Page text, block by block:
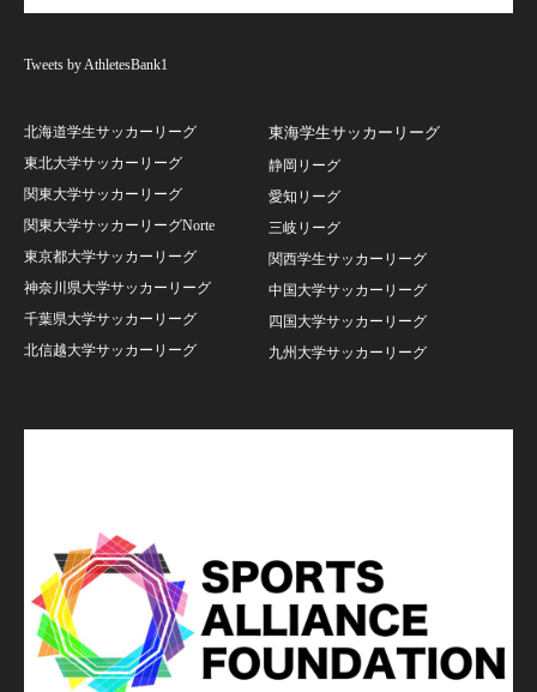
Tweets by AthletesBank1
北海道学生サッカーリーグ
東北大学サッカーリーグ
関東大学サッカーリーグ
関東大学サッカーリーグNorte
東京都大学サッカーリーグ
神奈川県大学サッカーリーグ
千葉県大学サッカーリーグ
北信越大学サッカーリーグ
東海学生サッカーリーグ
静岡リーグ
愛知リーグ
三岐リーグ
関西学生サッカーリーグ
中国大学サッカーリーグ
四国大学サッカーリーグ
九州大学サッカーリーグ